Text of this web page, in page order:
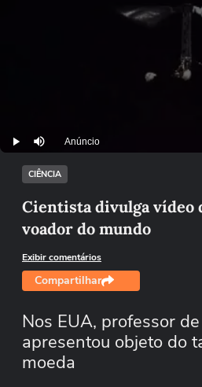
Play Mutar Anúncio
CIÊNCIA
Cientista divulga vídeo
voador do mundo
Exibir comentários
Compartilhar
Nos EUA, professor
apresentou objeto do
moeda